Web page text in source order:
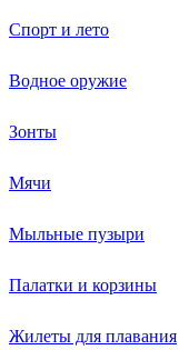
Спорт и лето
Водное оружие
Зонты
Мячи
Мыльные пузыри
Палатки и корзины
Жилеты для плавания